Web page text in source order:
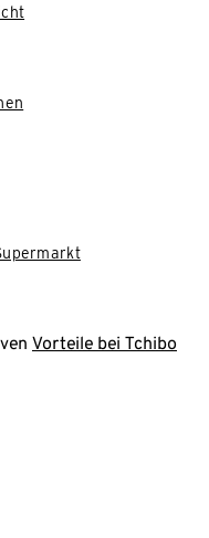
Vorteile bei Tchibo